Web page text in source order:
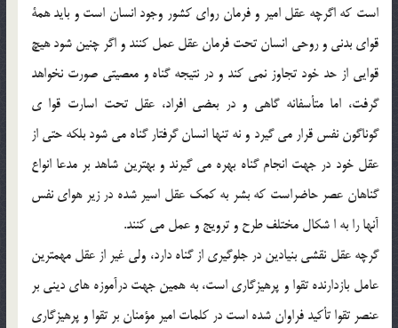
است كه اگرچه عقل امير و فرمان رواي كشور وجود انسان است و بايد همة
قواي بدني و روحي انسان تحت فرمان عقل عمل كنند و اگر چنين شود هيچ
قوايي از حد خود تجاوز نمي كند و در نتيجه گناه و معصيتي صورت نخواهد
گرفت، اما متأسفانه گاهي و در بعضي افراد، عقل تحت اسارت قوا ي
گوناگون نفس قرار مي گيرد و نه تنها انسان گرفتار گناه مي شود بلكه حتي از
عقل خود در جهت انجام گناه بهره مي گيرند و بهترين شاهد بر مدعا انواع
گناهان عصر حاضراست كه بشر به كمك عقل اسير شده در زير هواي نفس
آنها را به ا شكال مختلف طرح و ترويج و عمل مي كنند.
گرچه عقل نقشي بنيادين در جلوگيري از گناه دارد، ولي غير از عقل مهمترين
عامل بازدارنده تقوا و پرهيزگاري است، به همين جهت درآموزه هاي ديني بر
عنصر تقوا تأكيد فراوان شده است در كلمات امير مؤمنان بر تقوا و پرهيزگاري